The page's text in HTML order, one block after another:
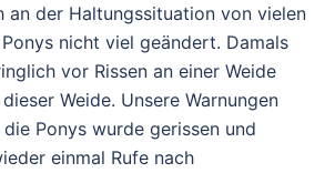
an der Haltungssituation von vielen
nicht viel geändert. Damals
vor Rissen an einer Weide
Weide. Unsere Warnungen
Ponys wurde gerissen und
einmal Rufe nach